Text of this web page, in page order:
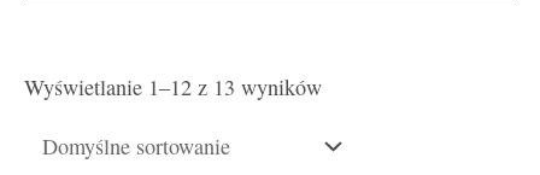
Wyświetlanie 1–12 z 13 wyników